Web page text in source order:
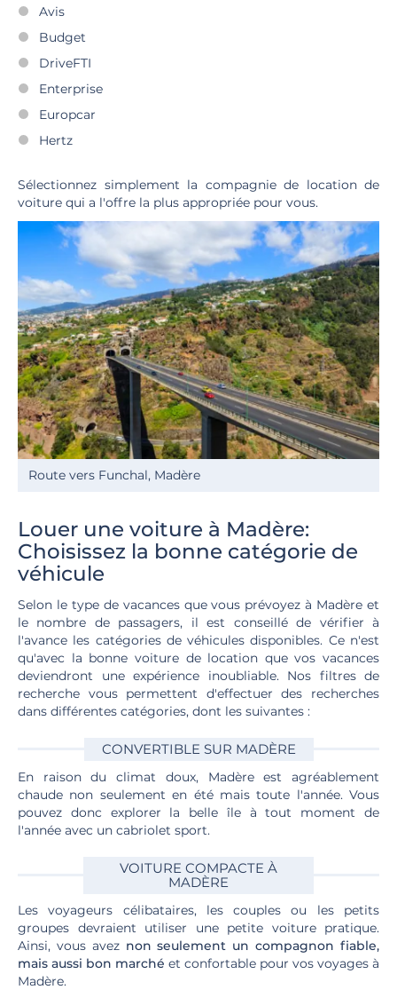
Avis
Budget
DriveFTI
Enterprise
Europcar
Hertz
Sélectionnez simplement la compagnie de location de
voiture qui a l'offre la plus appropriée pour vous.
Route vers Funchal, Madère
Louer une voiture à Madère:
Choisissez la bonne catégorie de
véhicule
Selon le type de vacances que vous prévoyez à Madère et
le nombre de passagers, il est conseillé de vérifier à
l'avance les catégories de véhicules disponibles. Ce n'est
qu'avec la bonne voiture de location que vos vacances
deviendront une expérience inoubliable. Nos filtres de
recherche vous permettent d'effectuer des recherches
dans différentes catégories, dont les suivantes :
CONVERTIBLE SUR MADÈRE
En raison du climat doux, Madère est agréablement
chaude non seulement en été mais toute l'année. Vous
pouvez donc explorer la belle île à tout moment de
l'année avec un cabriolet sport.
VOITURE COMPACTE À
MADÈRE
Les voyageurs célibataires, les couples ou les petits
groupes devraient utiliser une petite voiture pratique.
Ainsi, vous avez non seulement un compagnon fiable,
mais aussi bon marché et confortable pour vos voyages à
Madère.